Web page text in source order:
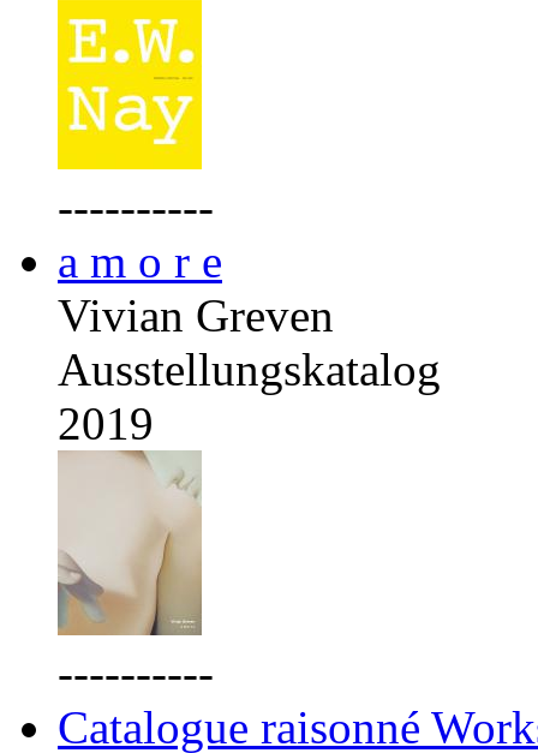
----------
a m o r e
Vivian Greven
Ausstellungskatalog
2019
----------
Catalogue raisonné